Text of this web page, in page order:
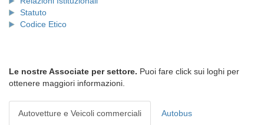
Statuto
Codice Etico
Le nostre Associate per settore. Puoi fare click sui loghi per
ottenere maggiori informazioni.
Autovetture e Veicoli commerciali Autobus